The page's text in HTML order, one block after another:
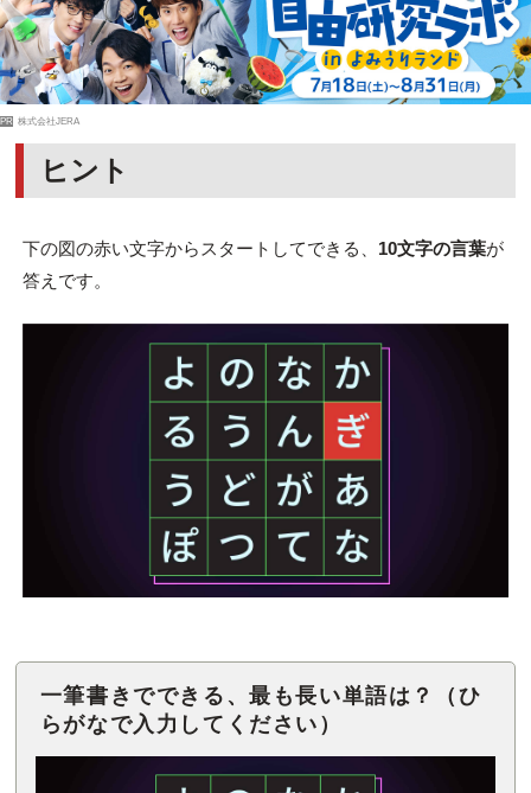
PR 株式会社JERA
ヒント
下の図の赤い文字からスタートしてできる、 10文字の言葉が
答えです。
一筆書きでできる、最も長い単語は？（ひ
らがなで入力してください）